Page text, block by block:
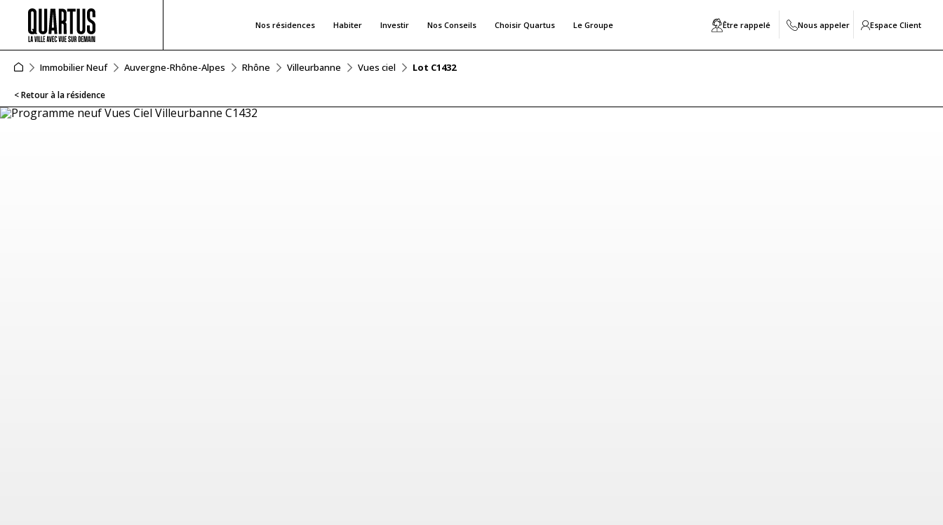
Nos résidences Habiter Investir Nos Conseils Choisir Quartus Le Groupe Être rappelé Nous appeler Espace Client
Immobilier Neuf Auvergne-Rhône-Alpes Rhône Villeurbanne Vues ciel Lot C1432
< Retour à la résidence